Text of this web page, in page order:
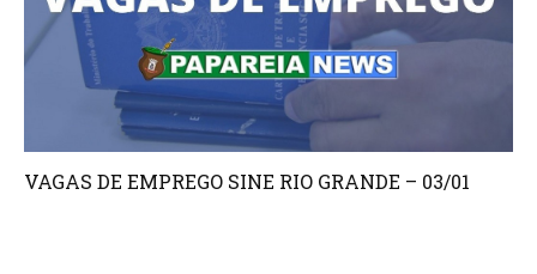
VAGAS DE EMPREGO SINE RIO GRANDE – 03/01